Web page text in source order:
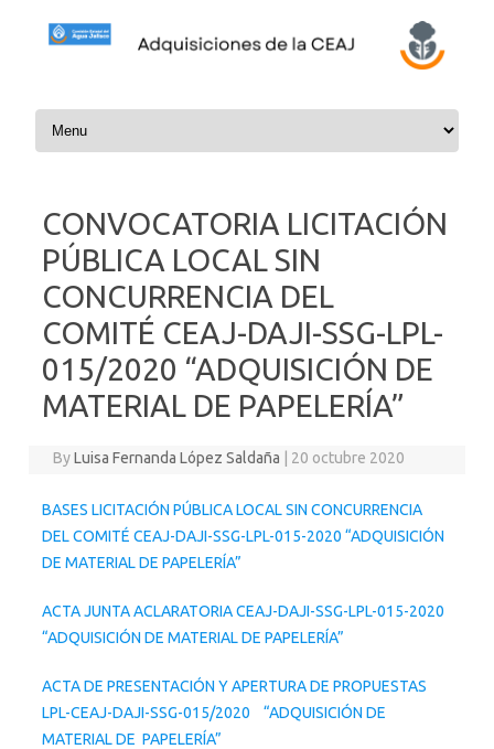
Skip to content
CONVOCATORIA LICITACIÓN
PÚBLICA LOCAL SIN
CONCURRENCIA DEL
COMITÉ CEAJ-DAJI-SSG-LPL-
015/2020 “ADQUISICIÓN DE
MATERIAL DE PAPELERÍA”
ByLuisa Fernanda López Saldaña 20 octubre 2020
BASES LICITACIÓN PÚBLICA LOCAL SIN CONCURRENCIA
DEL COMITÉ CEAJ-DAJI-SSG-LPL-015-2020 “ADQUISICIÓN
DE MATERIAL DE PAPELERÍA”
ACTA JUNTA ACLARATORIA CEAJ-DAJI-SSG-LPL-015-2020
“ADQUISICIÓN DE MATERIAL DE PAPELERÍA”
ACTA DE PRESENTACIÓN Y APERTURA DE PROPUESTAS
LPL-CEAJ-DAJI-SSG-015/2020 “ADQUISICIÓN DE
MATERIAL DE PAPELERÍA”